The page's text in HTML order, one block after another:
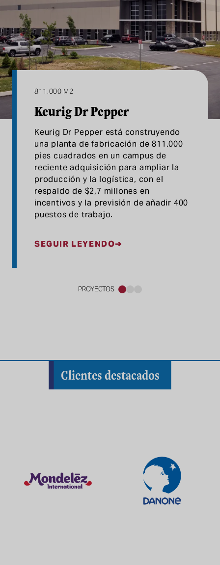
811.000 M2
Keurig Dr Pepper
Keurig Dr Pepper está construyendo
una planta de fabricación de 811.000
pies cuadrados en un campus de
reciente adquisición para ampliar la
producción y la logística, con el
respaldo de $2,7 millones en
incentivos y la previsión de añadir 400
puestos de trabajo.
SEGUIR LEYENDO
PROYECTOS
Clientes destacados